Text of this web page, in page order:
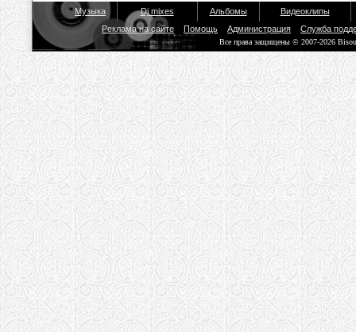
Музыка Dj mixes Альбомы
Видеоклипы
Реклама на сайте
Помощь Администрация Служба
Все права защищены © 2007-2026